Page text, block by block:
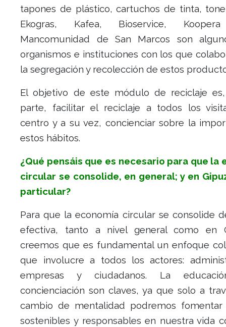
tapones de plástico, cartuchos de tinta,
Ekogras, Kafea, Bioservice,
Mancomunidad de San Marcos son
organismos e instituciones con los que
la segregación y recolección de estos
El objetivo de este módulo de reciclaje
parte, facilitar el reciclaje a todos los
centro y a su vez, concienciar sobre la
estos hábitos.
¿Qué pensáis que es necesario para que la
circular se consolide, en general; y en
particular?
Para que la economía circular se consolide
efectiva, tanto a nivel general como en
creemos que es fundamental un enfoque
que involucre a todos los actores:
empresas y ciudadanos. La
concienciación son claves, ya que solo a
cambio de mentalidad podremos fomentar
sostenibles y responsables en nuestra vida